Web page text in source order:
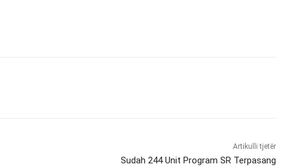
Artikulli tjetër
Sudah 244 Unit Program SR Terpasang